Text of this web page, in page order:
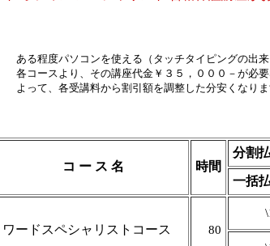
ある程度パソコンを使える（タッチタイピングの出来
各コースより、その講座代金￥３５，０００－が必要
よって、各受講料から割引額を調整した分安くなりま
コ ー ス 名 時間
分割
一括
ワードスペシャリストコース 80